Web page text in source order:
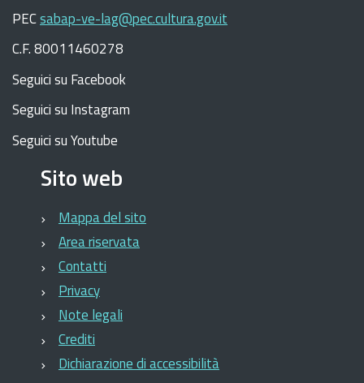
PECsabap-ve-lag@pec.cultura.gov.it
C.F. 80011460278
Seguici su Facebook
Seguici su Instagram
Seguici su Youtube
Sito web
Mappa del sito
Area riservata
Contatti
Privacy
Note legali
Crediti
Dichiarazione di accessibilità